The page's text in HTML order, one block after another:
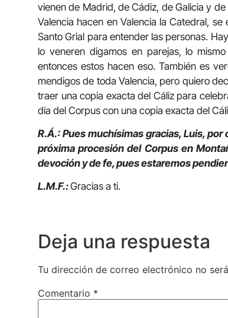
vienen de Madrid, de Cádiz, de Galicia y
Valencia hacen en Valencia la Catedral,
Santo Grial para entender las personas.
lo veneren digamos en parejas, lo
entonces estos hacen eso. También es
mendigos de toda Valencia, pero quiero
traer una copia exacta del Cáliz para
día del Corpus con una copia exacta del
R.Á.: Pues muchísimas gracias, Luis,
próxima procesión del Corpus en
devoción y de fe, pues estaremos
L.M.F.:Gracias a ti.
Deja una respuesta
Tu dirección de correo electrónico no
Comentario *